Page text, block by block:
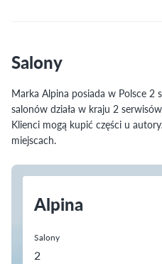
Salony
Marka Alpina posiada w Polsce 2
salonów działa w kraju 2
Klienci mogą kupić części u
miejscach.
Alpina
Salony
2